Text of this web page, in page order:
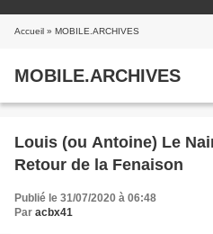
Accueil » MOBILE.ARCHIVES
MOBILE.ARCHIVES
Louis (ou Antoine) Le
Retour de la Fenaison
Publié le 31/07/2020 à 06:48
Par acbx41